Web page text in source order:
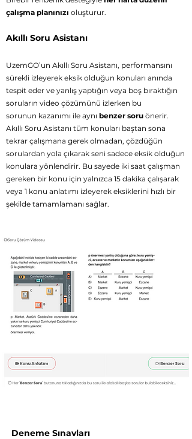
çalışma planınızı oluşturur.
Akıllı Soru Asistanı
UzemGO’un Akıllı Soru Asistanı, performansını
sürekli izleyerek eksik olduğun konuları anında
tespit eder ve yanlış yaptığın veya boş bıraktığın
soruların video çözümünü izlerken bu
sorunun kazanımı ile aynı benzer soru önerir.
Akıllı Soru Asistanı tüm konuları baştan sona
tekrar çalışmana gerek olmadan, çözdüğün
sorulardan yola çıkarak seni sadece eksik olduğun
konulara yönlendirir. Bu sayede iki saat çalışman
gereken bir konu için yalnızca 15 dakika çalışarak
veya 1 konu anlatımı izleyerek eksiklerini hızlı bir
şekilde tamamlamanı sağlar.
Deneme Sınavları